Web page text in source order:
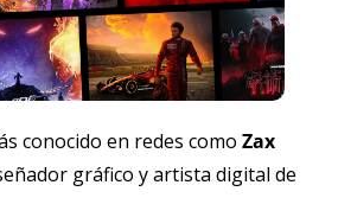
conocido en redes como Zax
gráfico y artista digital de